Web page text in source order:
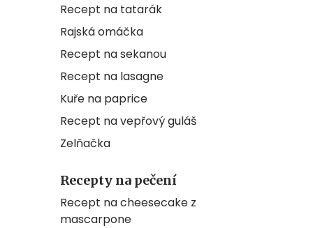
Recept na tatarák
Rajská omáčka
Recept na sekanou
Recept na lasagne
Kuře na paprice
Recept na vepřový guláš
Zelňačka
Recepty na pečení
Recept na cheesecake z
mascarpone